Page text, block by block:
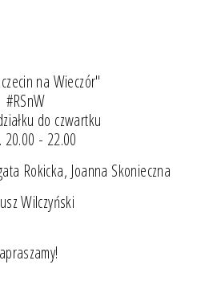
na Wieczór"
#RSnW
do czwartku
20.00 - 22.00
Rokicka, Joanna Skonieczna
Wilczyński